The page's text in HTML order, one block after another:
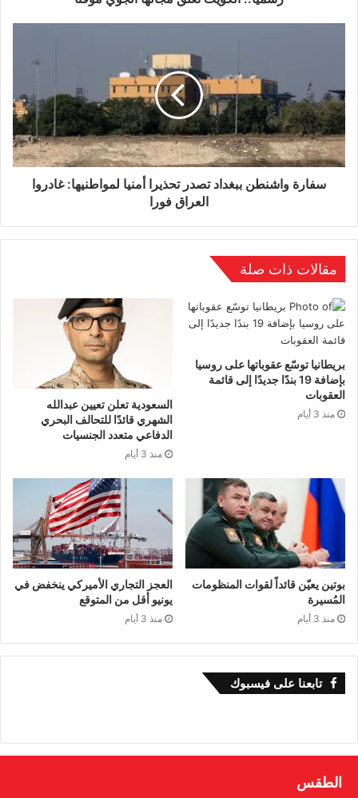
واختتم البيان بالتأكيد على أن طهران تتمتع بحق
مشروع في الدفاع عن نفسها وحماية سيادتها الوطنية
ووحدة أراضيها، وأن لها الحق في الرد على أي اعتداء
يستهدف أمنها واستقرارها.
سفارة واشنطن ببغداد تصدر تحذيرا أمنيا لمواطنيها: غادروا
العراق فورا
مقالات ذات صلة
بريطانيا توسّع عقوباتها على روسيا
بإضافة 19 بندًا جديدًا إلى قائمة
العقوبات
منذ 3 أيام
السعودية تعلن تعيين عبدالله
الشهري قائدًا للتحالف البحري
الدفاعي متعدد الجنسيات
منذ 3 أيام
بوتين يعيّن قائداً لقوات المنظومات
المُسيرة
منذ 3 أيام
العجز التجاري الأميركي ينخفض في
يونيو أقل من المتوقع
منذ 3 أيام
تابعنا على فيسبوك
الطقس